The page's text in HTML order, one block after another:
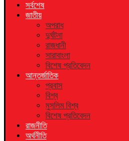
সর্বশেষ
জাতীয়
অপরাধ
দুর্ঘটনা
রাজধানী
সারাবাংলা
বিশেষ প্রতিবেদন
আন্তর্জাতিক
প্রবাস
বিশ্ব
মুসলিম বিশ্ব
বিশেষ প্রতিবেদন
রাজনীতি
অর্থনীতি